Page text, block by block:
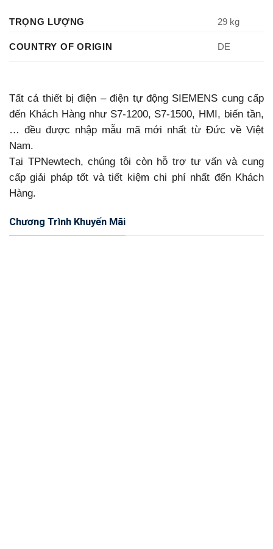
TRỌNG LƯỢNG 29 kg
COUNTRY OF ORIGIN DE
Tất cả thiết bị điện – điện tự động SIEMENS cung cấp
đến Khách Hàng như S7-1200, S7-1500, HMI, biến tần,
… đều được nhập mẫu mã mới nhất từ Đức về Việt
Nam.
Tại TPNewtech, chúng tôi còn hỗ trợ tư vấn và cung
cấp giải pháp tốt và tiết kiệm chi phí nhất đến Khách
Hàng.
Chương Trình Khuyến Mãi